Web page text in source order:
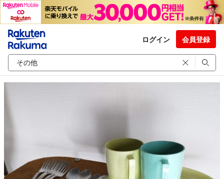
ログイン 会員登録